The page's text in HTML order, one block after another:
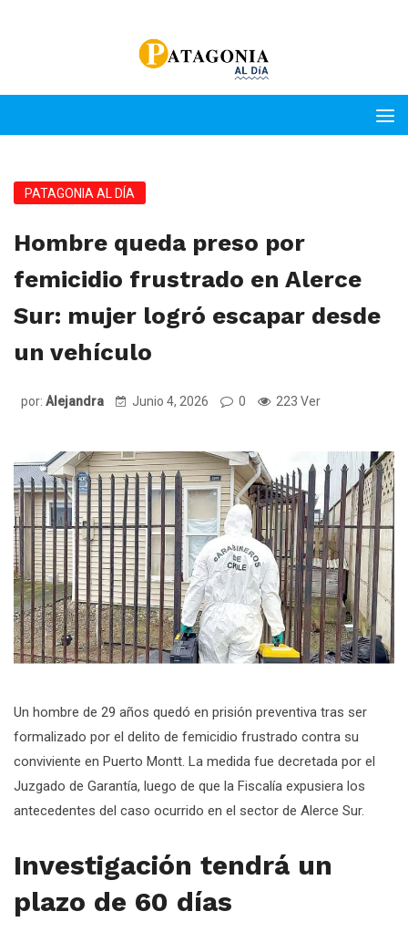
PATAGONIA AL DÍA
Hombre queda preso por
femicidio frustrado en Alerce
Sur: mujer logró escapar desde
un vehículo
por: Alejandra Junio 4, 2026 0 223 Ver
Un hombre de 29 años quedó en prisión preventiva tras ser
formalizado por el delito de femicidio frustrado contra su
conviviente en Puerto Montt. La medida fue decretada por el
Juzgado de Garantía, luego de que la Fiscalía expusiera los
antecedentes del caso ocurrido en el sector de Alerce Sur.
Investigación tendrá un
plazo de 60 días